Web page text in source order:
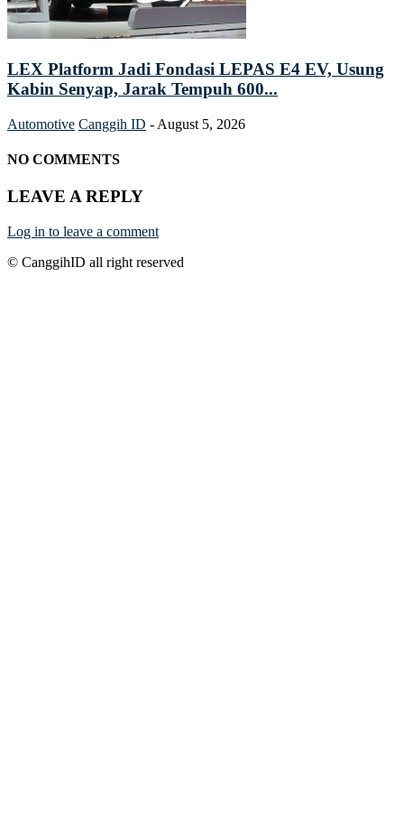
LEX Platform Jadi Fondasi LEPAS E4 EV, Usung
Kabin Senyap, Jarak Tempuh 600...
Automotive Canggih ID - August 5, 2026
NO COMMENTS
LEAVE A REPLY
Log in to leave a comment
© CanggihID all right reserved